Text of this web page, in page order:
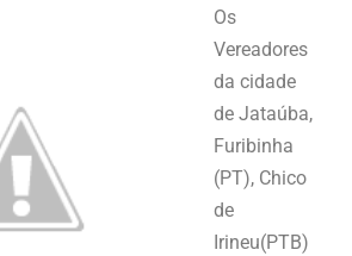
Os
Vereadores
da cidade
de Jataúba,
Furibinha
(PT), Chico
de
Irineu(PTB)